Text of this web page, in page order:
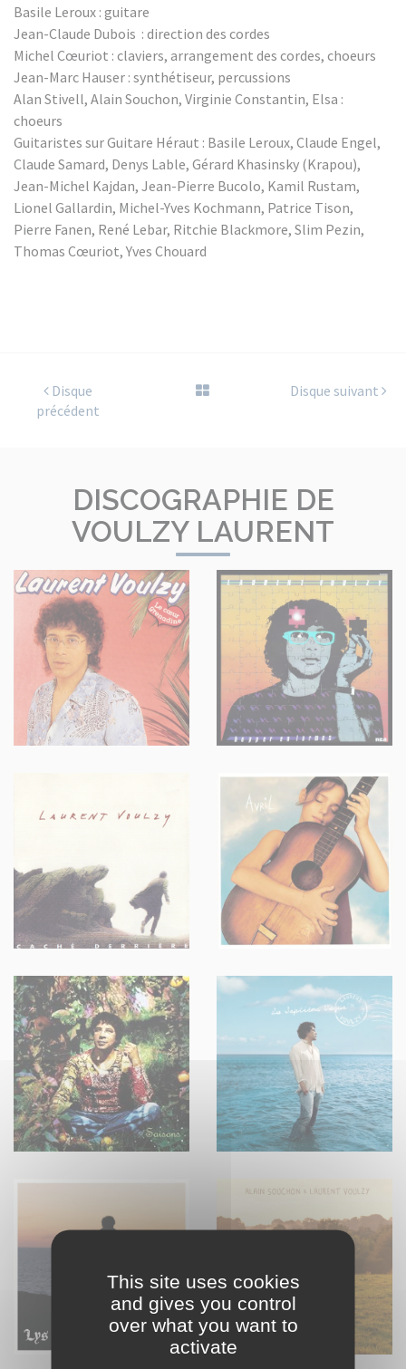
Basile Leroux : guitare
Jean-Claude Dubois : direction des cordes
Michel Cœuriot : claviers, arrangement des cordes, choeurs
Jean-Marc Hauser : synthétiseur, percussions
Alan Stivell, Alain Souchon, Virginie Constantin, Elsa :
choeurs
Guitaristes sur Guitare Héraut : Basile Leroux, Claude Engel,
Claude Samard, Denys Lable, Gérard Khasinsky (Krapou),
Jean-Michel Kajdan, Jean-Pierre Bucolo, Kamil Rustam,
Lionel Gallardin, Michel-Yves Kochmann, Patrice Tison,
Pierre Fanen, René Lebar, Ritchie Blackmore, Slim Pezin,
Thomas Cœuriot, Yves Chouard
Disque
précédent
Disque suivant
DISCOGRAPHIE DE
VOULZY LAURENT
This site uses cookies
and gives you control
over what you want to
activate